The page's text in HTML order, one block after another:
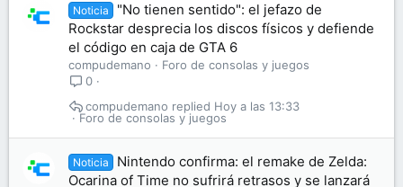
Noticia
"No tienen sentido": el jefazo de
Rockstar desprecia los discos físicos y defiende
el código en caja de GTA 6
compudemano
Foro de consolas y juegos
0
Foro de consolas y juegos
Hoy a las 13:33
compudemano
Noticia
Nintendo confirma: el remake de Zelda:
Ocarina of Time no sufrirá retrasos y se lanzará